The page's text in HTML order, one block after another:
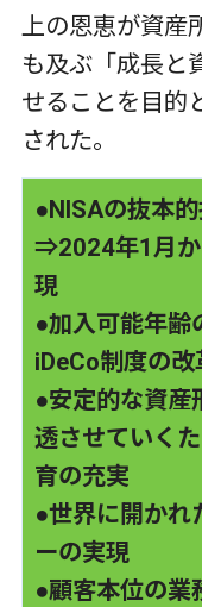
上の恩恵が資産
も及ぶ「成長と
せることを目的
された。
●NISAの抜本
⇒2024年1月か
現
●加入可能年齢
iDeCo制度の改
●安定的な資産
透させていく
育の充実
●世界に開かれ
ーの実現
●顧客本位の業